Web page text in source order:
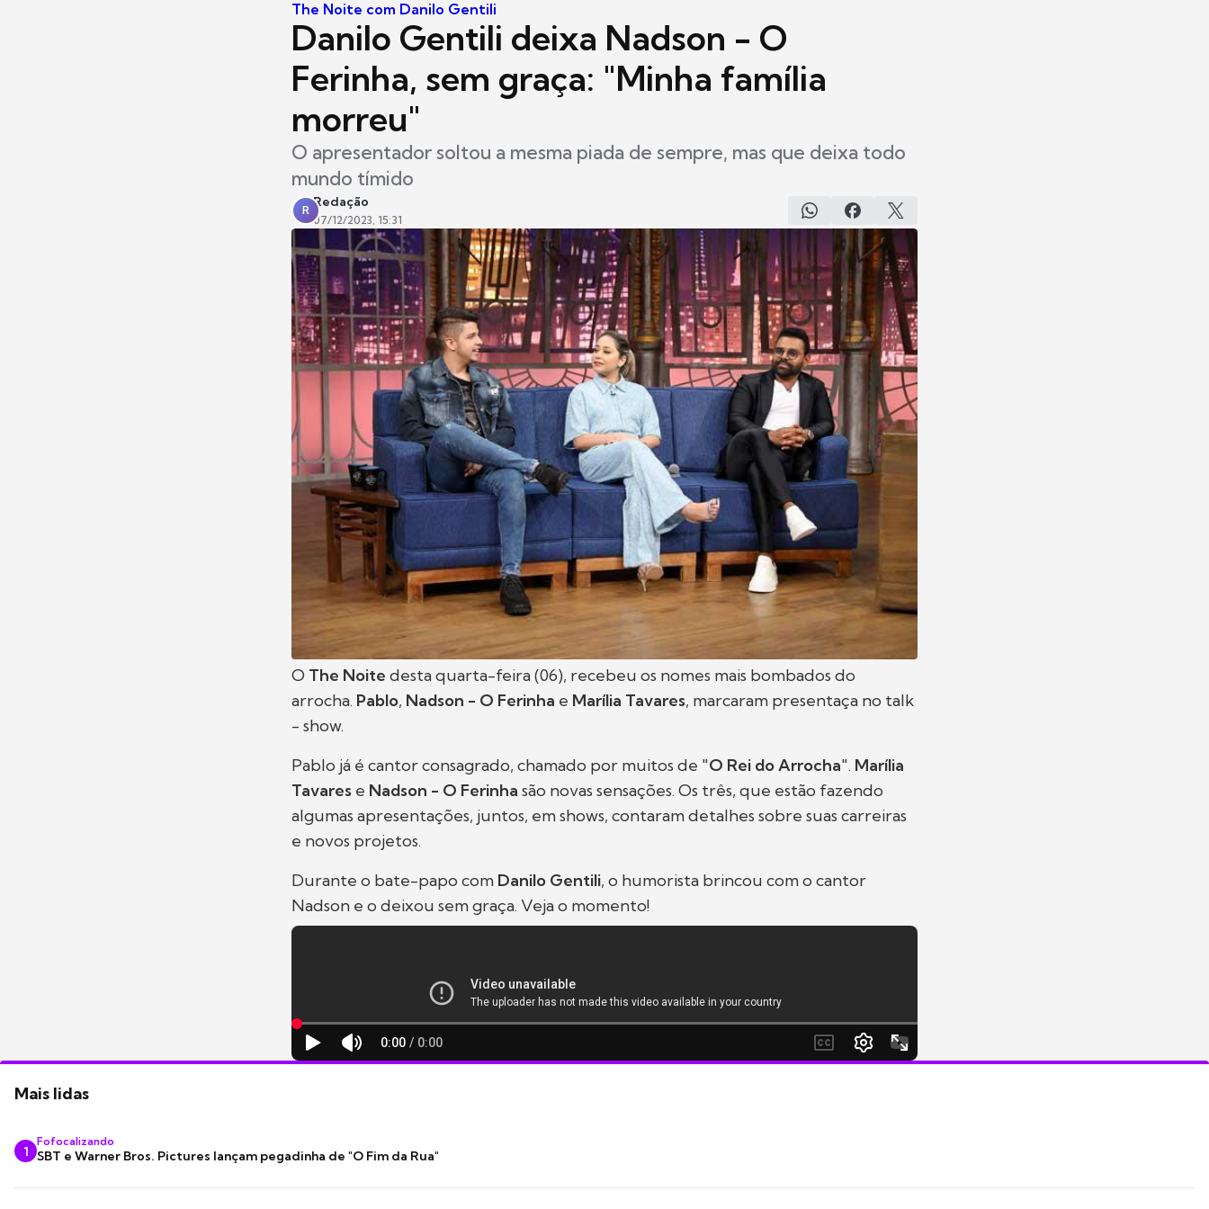
The Noite com Danilo Gentili
Danilo Gentili deixa Nadson - O
Ferinha, sem graça: "Minha família
morreu"
O apresentador soltou a mesma piada de sempre, mas que deixa todo
mundo tímido
R
Redação
07/12/2023, 15:31
O The Noite desta quarta-feira (06), recebeu os nomes mais bombados do
arrocha. Pablo, Nadson - O Ferinha e Marília Tavares, marcaram presentaça no talk
- show.
Pablo já é cantor consagrado, chamado por muitos de "O Rei do Arrocha". Marília
Tavares e Nadson - O Ferinha são novas sensações. Os três, que estão fazendo
algumas apresentações, juntos, em shows, contaram detalhes sobre suas carreiras
e novos projetos.
Durante o bate-papo com Danilo Gentili, o humorista brincou com o cantor
Nadson e o deixou sem graça. Veja o momento!
Mais lidas
1
Fofocalizando
SBT e Warner Bros. Pictures lançam pegadinha de "O Fim da Rua"